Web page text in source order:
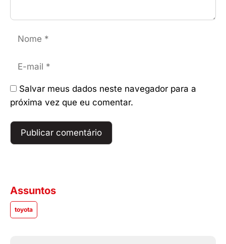
Nome
E-
mail
Salvar meus dados neste navegador para a
próxima vez que eu comentar.
Assuntos
toyota